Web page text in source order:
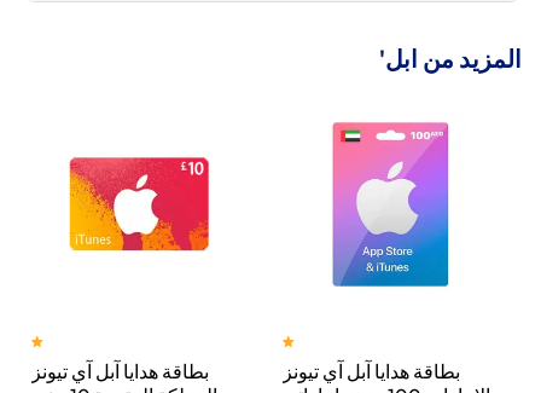
المزيد من ابل'
بطاقة هدايا آبل آي تيونز
بطاقة هدايا آبل آي تيونز